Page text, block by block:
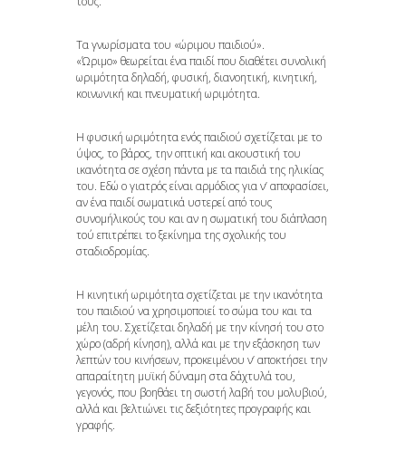
Τα γνωρίσματα του «ώριμου παιδιού».
«Ώριμο» θεωρείται ένα παιδί που διαθέτει συνολική
ωριμότητα δηλαδή, φυσική, διανοητική, κινητική,
κοινωνική και πνευματική ωριμότητα.
Η φυσική ωριμότητα ενός παιδιού σχετίζεται με το
ύψος, το βάρος, την οπτική και ακουστική του
ικανότητα σε σχέση πάντα με τα παιδιά της ηλικίας
του. Εδώ ο γιατρός είναι αρμόδιος για ν’ αποφασίσει,
αν ένα παιδί σωματικά υστερεί από τους
συνομήλικούς του και αν η σωματική του διάπλαση
τού επιτρέπει το ξεκίνημα της σχολικής του
σταδιοδρομίας.
Η κινητική ωριμότητα σχετίζεται με την ικανότητα
του παιδιού να χρησιμοποιεί το σώμα του και τα
μέλη του. Σχετίζεται δηλαδή με την κίνησή του στο
χώρο (αδρή κίνηση), αλλά και με την εξάσκηση των
λεπτών του κινήσεων, προκειμένου ν’ αποκτήσει την
απαραίτητη μυϊκή δύναμη στα δάχτυλά του,
γεγονός, που βοηθάει τη σωστή λαβή του μολυβιού,
αλλά και βελτιώνει τις δεξιότητες προγραφής και
γραφής.